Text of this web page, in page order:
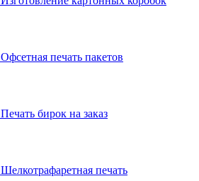
Офсетная печать пакетов
Печать бирок на заказ
Шелкотрафаретная печать